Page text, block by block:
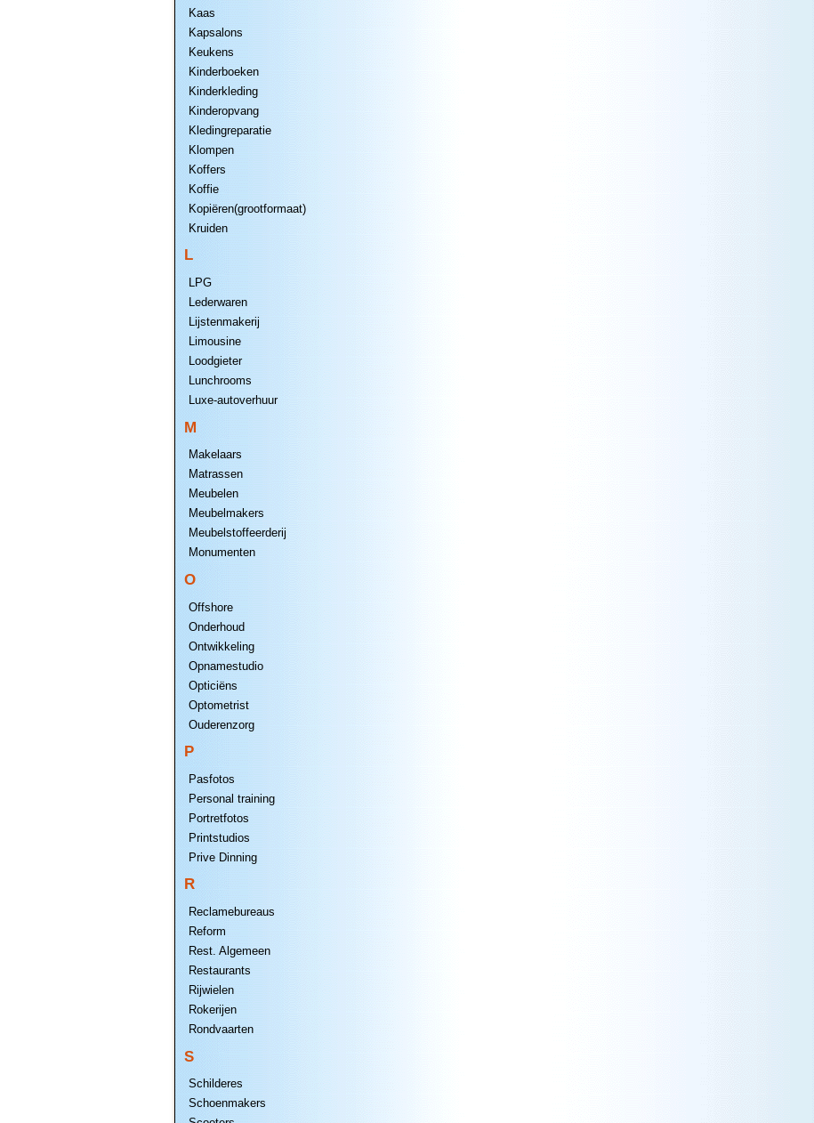
Kaas
Kapsalons
Keukens
Kinderboeken
Kinderkleding
Kinderopvang
Kledingreparatie
Klompen
Koffers
Koffie
Kopiëren(grootformaat)
Kruiden
L
LPG
Lederwaren
Lijstenmakerij
Limousine
Loodgieter
Lunchrooms
Luxe-autoverhuur
M
Makelaars
Matrassen
Meubelen
Meubelmakers
Meubelstoffeerderij
Monumenten
O
Offshore
Onderhoud
Ontwikkeling
Opnamestudio
Opticiëns
Optometrist
Ouderenzorg
P
Pasfotos
Personal training
Portretfotos
Printstudios
Prive Dinning
R
Reclamebureaus
Reform
Rest. Algemeen
Restaurants
Rijwielen
Rokerijen
Rondvaarten
S
Schilderes
Schoenmakers